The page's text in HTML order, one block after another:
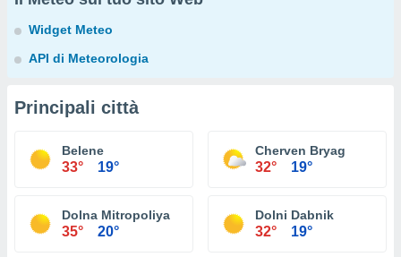
Widget Meteo
API di Meteorologia
Principali città
Belene
33° 19°
Cherven Bryag
32° 19°
Dolna Mitropoliya
35° 20°
Dolni Dabnik
32° 19°